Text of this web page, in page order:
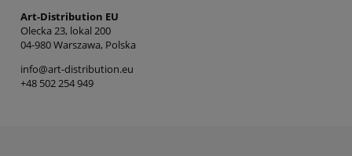
Art-Distribution EU
Olecka 23, lokal 200
04-980 Warszawa, Polska
info@art-distribution.eu
+48 502 254 949